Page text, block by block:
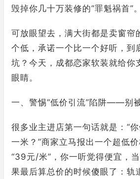
毁掉你几十万装修的“罪魁祸首”。
可放眼望去，满大街都是卖窗帘
个低，承诺一个比一个好听，到
坑？今天，成都恋家软装就给你
眼睛。
一、警惕“低价引流”陷阱——别
很多业主进店第一句话就是：“
一米？”商家立马报出一个超低
“39元/米”，你一听觉得便宜，
果最后算总价的时候傻眼了：轨